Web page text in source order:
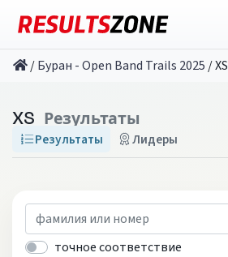
/Буран - Open Band Trails 2025 /XS
XS Результаты
Результаты Лидеры
точное соответствие